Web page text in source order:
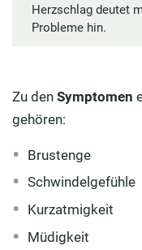
Herzschlag deutet
Probleme hin.
Zu den Symptomen
gehören:
Brustenge
Schwindelgefühle
Kurzatmigkeit
Müdigkeit